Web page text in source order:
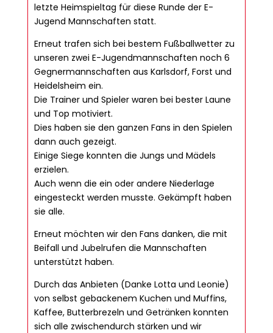
letzte Heimspieltag für diese Runde der E-
Jugend Mannschaften statt.
Erneut trafen sich bei bestem Fußballwetter zu
unseren zwei E-Jugendmannschaften noch 6
Gegnermannschaften aus Karlsdorf, Forst und
Heidelsheim ein.
Die Trainer und Spieler waren bei bester Laune
und Top motiviert.
Dies haben sie den ganzen Fans in den Spielen
dann auch gezeigt.
Einige Siege konnten die Jungs und Mädels
erzielen.
Auch wenn die ein oder andere Niederlage
eingesteckt werden musste. Gekämpft haben
sie alle.
Erneut möchten wir den Fans danken, die mit
Beifall und Jubelrufen die Mannschaften
unterstützt haben.
Durch das Anbieten (Danke Lotta und Leonie)
von selbst gebackenem Kuchen und Muffins,
Kaffee, Butterbrezeln und Getränken konnten
sich alle zwischendurch stärken und wir